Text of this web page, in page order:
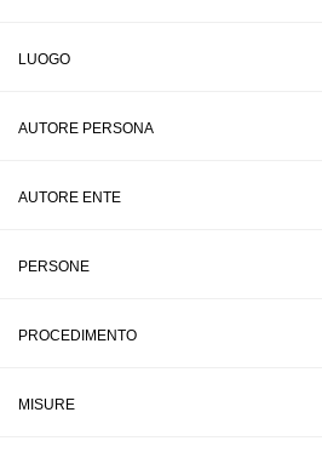
LUOGO
AUTORE PERSONA
AUTORE ENTE
PERSONE
PROCEDIMENTO
MISURE